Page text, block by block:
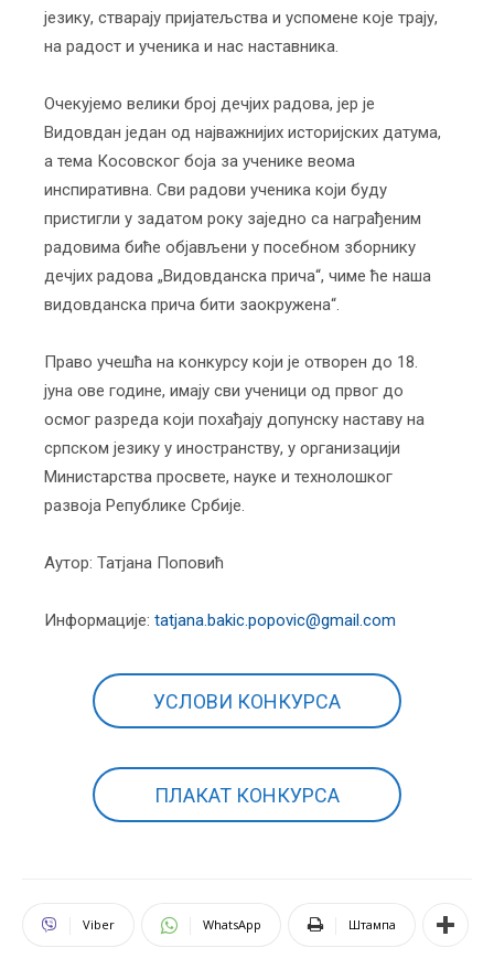
језику, стварају пријатељства и успомене које трају,
на радост и ученика и нас наставника.
Очекујемо велики број дечјих радова, јер је
Видовдан један од најважнијих историјских датума,
а тема Косовског боја за ученике веома
инспиративна. Сви радови ученика који буду
пристигли у задатом року заједно са награђеним
радовима биће објављени у посебном зборнику
дечјих радова „Видовданска прича“, чиме ће наша
видовданска прича бити заокружена“.
Право учешћа на конкурсу који је отворен до 18.
јуна ове године, имају сви ученици од првог до
осмог разреда који похађају допунску наставу на
српском језику у иностранству, у организацији
Министарства просвете, науке и технолошког
развоја Републике Србије.
Аутор: Татјана Поповић
Информације: tatjana.bakic.popovic@gmail.com
УСЛОВИ КОНКУРСА
ПЛАКАТ КОНКУРСА
Viber WhatsApp Штампа